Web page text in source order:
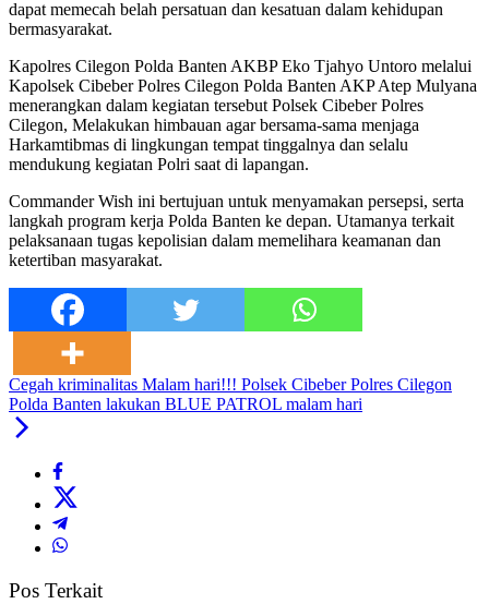
dapat memecah belah persatuan dan kesatuan dalam kehidupan
bermasyarakat.
Kapolres Cilegon Polda Banten AKBP Eko Tjahyo Untoro melalui
Kapolsek Cibeber Polres Cilegon Polda Banten AKP Atep Mulyana
menerangkan dalam kegiatan tersebut Polsek Cibeber Polres
Cilegon, Melakukan himbauan agar bersama-sama menjaga
Harkamtibmas di lingkungan tempat tinggalnya dan selalu
mendukung kegiatan Polri saat di lapangan.
Commander Wish ini bertujuan untuk menyamakan persepsi, serta
langkah program kerja Polda Banten ke depan. Utamanya terkait
pelaksanaan tugas kepolisian dalam memelihara keamanan dan
ketertiban masyarakat.
Cegah kriminalitas Malam hari!!! Polsek Cibeber Polres Cilegon
Polda Banten lakukan BLUE PATROL malam hari
Pos Terkait